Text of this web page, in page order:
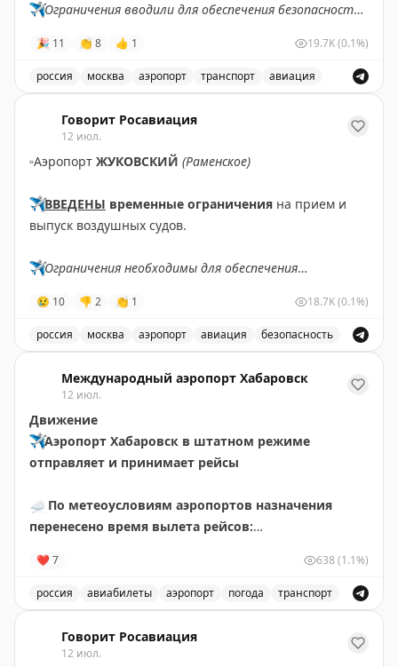
✈️Ограничения вводили для обеспечения безопасности
✈️ Говорит Росавиация| MAX
🎉 11 👏 8 👍 1 19.7K(0.1%)
россия москва аэропорт транспорт авиация
Говорит Росавиация
12 июл.
▫️Аэропорт ЖУКОВСКИЙ (Раменское)
✈️ВВЕДЕНЫ временные ограничения на прием и
выпуск воздушных судов.
✈️Ограничения необходимы для обеспечения
✈️ Говорит Росавиация| MАХ
😢 10 👎 2 👏 1 18.7K(0.1%)
россия москва аэропорт авиация безопасность
Международный аэропорт Хабаровск
12 июл.
Движение
✈️Аэропорт Хабаровск в штатном режиме
отправляет и принимает рейсы
☁️ По метеоусловиям аэропортов назначения
перенесено время вылета рейсов:
Ожидаемое время отправления – 14 июля в 12.30
🟡НИ411 Хабаровск – Чегдомын. Ожидаемое время
отправления – 15 июля в 10.35
Авиакомпаниями перенесено время вылета
❤ 7 638 (1.1%)
россия авиабилеты аэропорт погода транспорт
Говорит Росавиация
12 июл.